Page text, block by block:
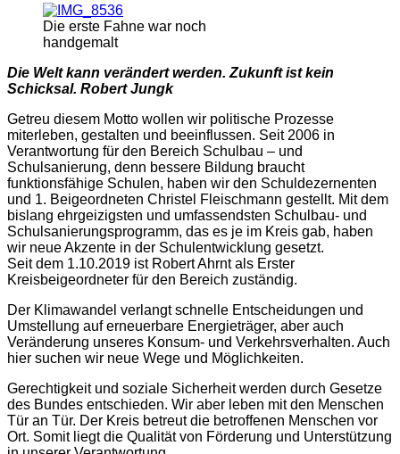
Die erste Fahne war noch
handgemalt
Die Welt kann verändert werden. Zukunft ist kein
Schicksal. Robert Jungk
Getreu diesem Motto wollen wir politische Prozesse
miterleben, gestalten und beeinflussen. Seit 2006 in
Verantwortung für den Bereich Schulbau – und
Schulsanierung, denn bessere Bildung braucht
funktionsfähige Schulen, haben wir den Schuldezernenten
und 1. Beigeordneten Christel Fleischmann gestellt. Mit dem
bislang ehrgeizigsten und umfassendsten Schulbau- und
Schulsanierungsprogramm, das es je im Kreis gab, haben
wir neue Akzente in der Schulentwicklung gesetzt.
Seit dem 1.10.2019 ist Robert Ahrnt als Erster
Kreisbeigeordneter für den Bereich zuständig.
Der Klimawandel verlangt schnelle Entscheidungen und
Umstellung auf erneuerbare Energieträger, aber auch
Veränderung unseres Konsum- und Verkehrsverhalten. Auch
hier suchen wir neue Wege und Möglichkeiten.
Gerechtigkeit und soziale Sicherheit werden durch Gesetze
des Bundes entschieden. Wir aber leben mit den Menschen
Tür an Tür. Der Kreis betreut die betroffenen Menschen vor
Ort. Somit liegt die Qualität von Förderung und Unterstützung